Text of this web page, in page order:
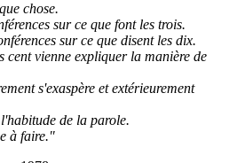
chose.
sur ce que font les trois.
sur ce que disent les dix.
vienne expliquer la manière de
s'exaspère et extérieurement
de la parole.
à faire."